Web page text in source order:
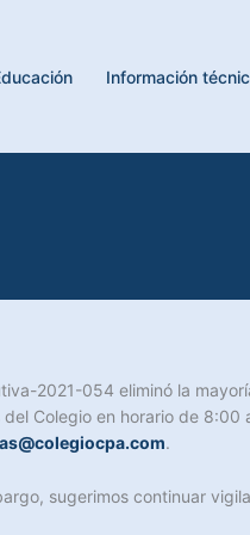
Información
2021-054 eliminó la
Colegio en horario de
.
sugerimos continuar